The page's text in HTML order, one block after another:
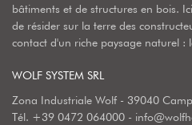
bâtiments et de structures en bois.
de résider sur la terre des
contact d'un riche paysage naturel :
WOLF SYSTEM SRL
Zona Industriale Wolf - 39040
Tél. +39 0472 064000 -